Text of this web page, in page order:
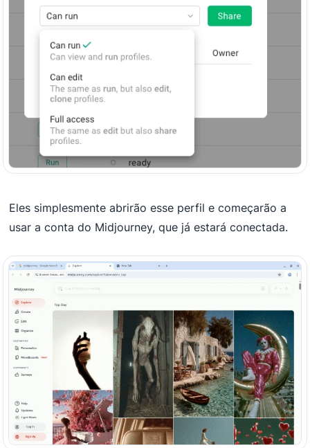
Eles simplesmente abrirão esse perfil e começarão a
usar a conta do Midjourney, que já estará conectada.